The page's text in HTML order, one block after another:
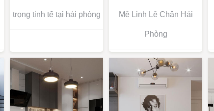
trọng tinh tế tại hải phòng Mê Linh Lê Chân Hải
Phòng